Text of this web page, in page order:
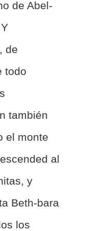
de Abel-
Y
de
todo
también
el monte
al
y
Beth-bara
los